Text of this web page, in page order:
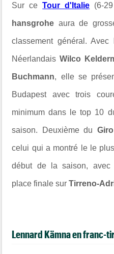
Sur ceTour d'Italie (6-
hansgrohe aura de
classement général. Avec
NéerlandaisWilco
Buchmann, elle se
Budapest avec trois
minimum dans le top 10
saison. Deuxième du Giro
celui qui a montré le le
début de la saison, avec
place finale surTirreno-
Lennard Kämna en franc-